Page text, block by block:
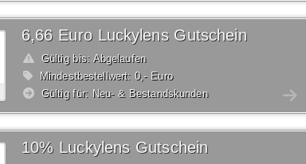
6,66 Euro Luckylens Gutschein
Gültig bis: Abgelaufen
Mindestbestellwert: 0,- Euro
Gültig für: Neu- & Bestandskunden
10% Luckylens Gutschein